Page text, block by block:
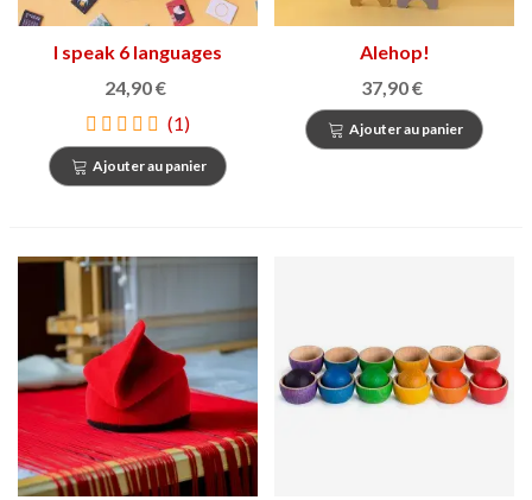
I speak 6 languages
24,90 €
(1)
Ajouter au panier
Alehop!
37,90 €
Ajouter au panier